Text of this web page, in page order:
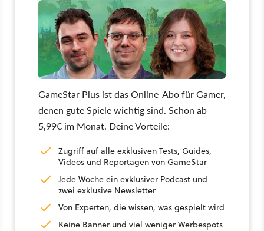
GameStar Plus ist das Online-Abo für Gamer,
denen gute Spiele wichtig sind. Schon ab
5,99€ im Monat. Deine Vorteile:
Zugriff auf alle exklusiven Tests, Guides,
Videos und Reportagen von GameStar
Jede Woche ein exklusiver Podcast und
zwei exklusive Newsletter
Von Experten, die wissen, was gespielt wird
Keine Banner und viel weniger Werbespots